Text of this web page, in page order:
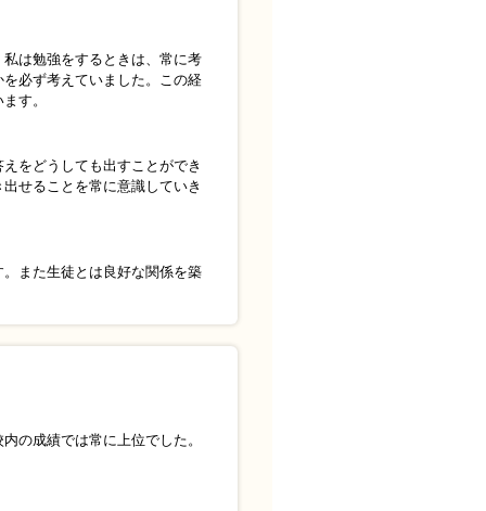
は勉強をするときは、常に考
必ず考えていました。この経
す。
をどうしても出すことができ
せることを常に意識していき
また生徒とは良好な関係を築
の成績では常に上位でした。